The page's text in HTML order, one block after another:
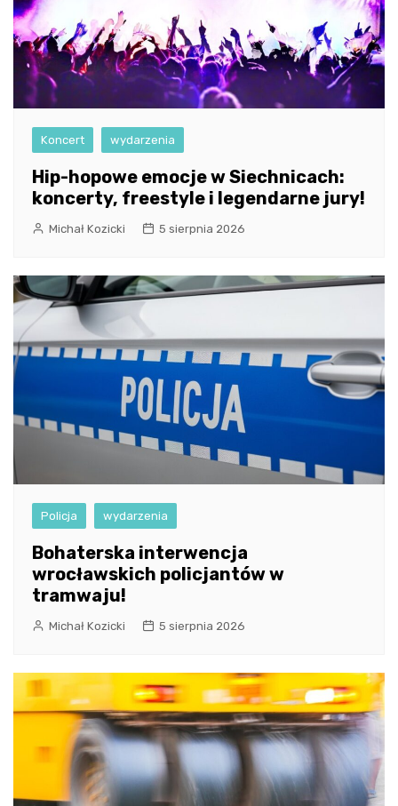
Koncert wydarzenia
Hip-hopowe emocje w Siechnicach:
koncerty, freestyle i legendarne jury!
Michał Kozicki 5 sierpnia 2026
Policja wydarzenia
Bohaterska interwencja
wrocławskich policjantów w
tramwaju!
Michał Kozicki 5 sierpnia 2026